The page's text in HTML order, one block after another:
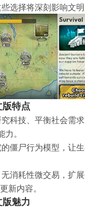
选择将深刻影响文明
特点
科技、平衡社会需
。
僵尸行为模型，让
消耗性微交易，扩
新内容。
魅力